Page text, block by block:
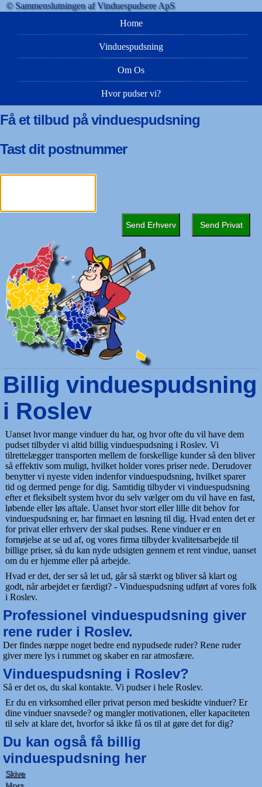
© Sammenslutningen af Vinduespudsere ApS
Home
Vinduespudsning
Om Os
Hvor pudser vi?
Få et tilbud på vinduespudsning
Tast dit postnummer
Billig vinduespudsning
i Roslev
Uanset hvor mange vinduer du har, og hvor ofte du vil have dem
pudset tilbyder vi altid billig vinduespudsning i Roslev. Vi
tilrettelægger transporten mellem de forskellige kunder så den bliver
så effektiv som muligt, hvilket holder vores priser nede. Derudover
benytter vi nyeste viden indenfor vinduespudsning, hvilket sparer
tid og dermed penge for dig. Samtidig tilbyder vi vinduespudsning
efter et fleksibelt system hvor du selv vælger om du vil have en fast,
løbende eller løs aftale. Uanset hvor stort eller lille dit behov for
vinduespudsning er, har firmaet en løsning til dig. Hvad enten det er
for privat eller erhverv der skal pudses. Rene vinduer er en
fornøjelse at se ud af, og vores firma tilbyder kvalitetsarbejde til
billige priser, så du kan nyde udsigten gennem et rent vindue, uanset
om du er hjemme eller på arbejde.
Hvad er det, der ser så let ud, går så stærkt og bliver så klart og
godt, når arbejdet er færdigt? - Vinduespudsning udført af vores folk
i Roslev.
Professionel vinduespudsning giver
rene ruder i Roslev.
Der findes næppe noget bedre end nypudsede ruder? Rene ruder
giver mere lys i rummet og skaber en rar atmosfære.
Vinduespudsning i Roslev?
Så er det os, du skal kontakte. Vi pudser i hele Roslev.
Er du en virksomhed eller privat person med beskidte vinduer? Er
dine vinduer snavsede? og mangler motivationen, eller kapaciteten
til selv at klare det, hvorfor så ikke få os til at gøre det for dig?
Du kan også få billig
vinduespudsning her
Skive